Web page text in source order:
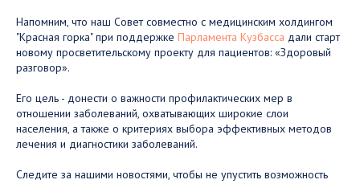
Напомним, что наш Совет совместно с медицинским холдингом
"Красная горка" при поддержке Парламента Кузбасса дали старт
новому просветительскому проекту для пациентов: «Здоровый
разговор».
Его цель - донести о важности профилактических мер в
отношении заболеваний, охватывающих широкие слои
населения, а также о критериях выбора эффективных методов
лечения и диагностики заболеваний.
Следите за нашими новостями, чтобы не упустить возможность